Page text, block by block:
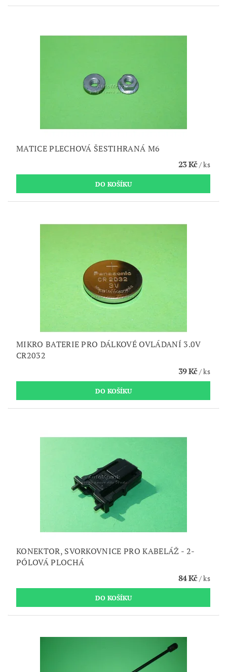
MATICE PLECHOVÁ ŠESTIHRANÁ M6
23 Kč/ ks
MIKRO BATERIE PRO DÁLKOVÉ OVLÁDANÍ 3.0V
CR2032
39 Kč/ ks
KONEKTOR, SVORKOVNICE PRO KABELÁŽ - 2-
PÓLOVÁ PLOCHÁ
84 Kč/ ks